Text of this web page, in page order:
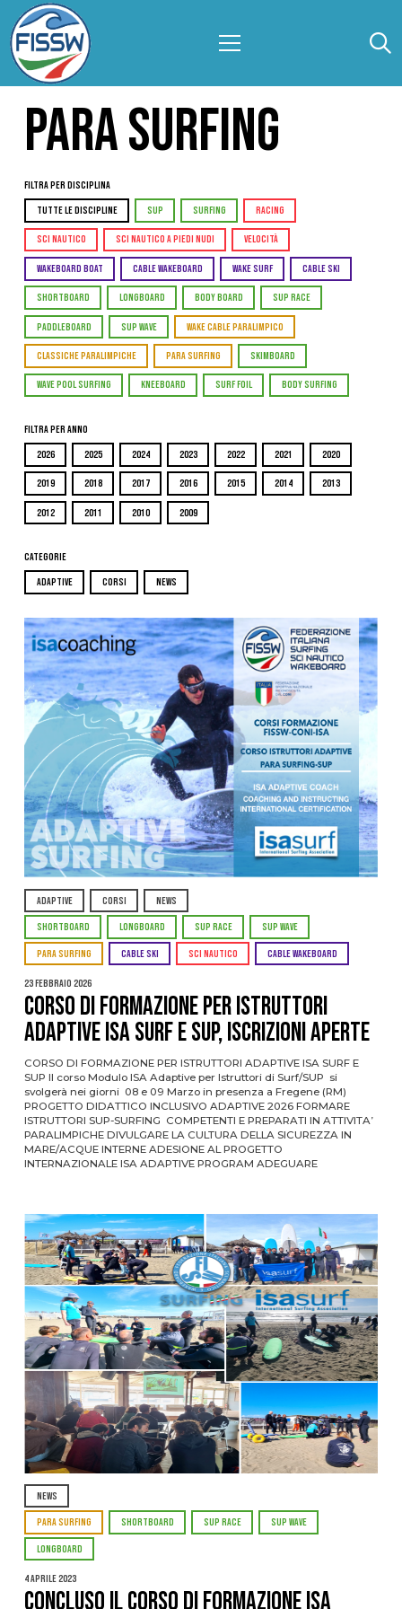
PARA SURFING
Filtra per Disciplina
TUTTE LE DISCIPLINE SUP SURFING RACING
SCI NAUTICO SCI NAUTICO A PIEDI NUDI VELOCITÀ
WAKEBOARD BOAT CABLE WAKEBOARD WAKE SURF CABLE SKI
SHORTBOARD LONGBOARD BODY BOARD SUP RACE
PADDLEBOARD SUP WAVE WAKE CABLE PARALIMPICO
CLASSICHE PARALIMPICHE PARA SURFING SKIMBOARD
WAVE POOL SURFING KNEEBOARD SURF FOIL BODY SURFING
Filtra per Anno
2026 2025 2024 2023 2022 2021 2020
2019 2018 2017 2016 2015 2014 2013
2012 2011 2010 2009
Categorie
ADAPTIVE CORSI NEWS
ADAPTIVE CORSI NEWS
SHORTBOARD LONGBOARD SUP RACE SUP WAVE
PARA SURFING CABLE SKI SCI NAUTICO CABLE WAKEBOARD
23 Febbraio 2026
CORSO DI FORMAZIONE PER ISTRUTTORI
ADAPTIVE ISA SURF E SUP, ISCRIZIONI APERTE
CORSO DI FORMAZIONE PER ISTRUTTORI ADAPTIVE ISA SURF E
SUP Il corso Modulo ISA Adaptive per Istruttori di Surf/SUP si
svolgerà nei giorni 08 e 09 Marzo in presenza a Fregene (RM)
PROGETTO DIDATTICO INCLUSIVO ADAPTIVE 2026 FORMARE
ISTRUTTORI SUP-SURFING COMPETENTI E PREPARATI IN ATTIVITA’
PARALIMPICHE DIVULGARE LA CULTURA DELLA SICUREZZA IN
MARE/ACQUE INTERNE ADESIONE AL PROGETTO
INTERNAZIONALE ISA ADAPTIVE PROGRAM ADEGUARE
NEWS
PARA SURFING SHORTBOARD SUP RACE SUP WAVE
LONGBOARD
4 Aprile 2023
Concluso il corso di formazione ISA